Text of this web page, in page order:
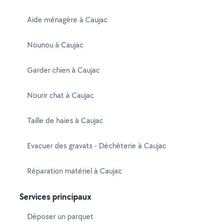
Aide ménagère à Caujac
Nounou à Caujac
Garder chien à Caujac
Nourir chat à Caujac
Taille de haies à Caujac
Evacuer des gravats - Déchèterie à Caujac
Réparation matériel à Caujac
Services principaux
Déposer un parquet